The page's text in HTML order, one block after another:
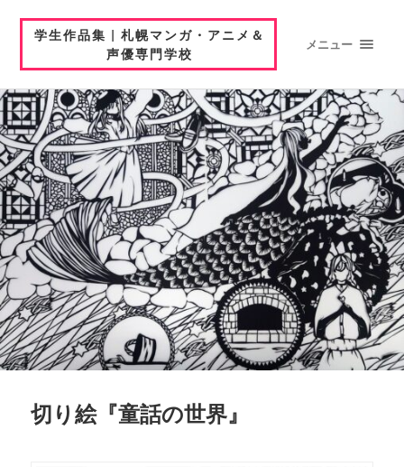
学生作品集 | 札幌マンガ・アニメ＆
声優専門学校
メニュー
切り絵『童話の世界』